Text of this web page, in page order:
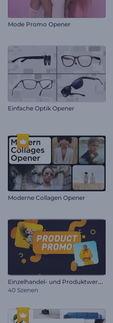
Mode Promo Opener
Einfache Optik Opener
Moderne Collagen Opener
E
inzelhandel- und Produktwerbung
40 Szenen